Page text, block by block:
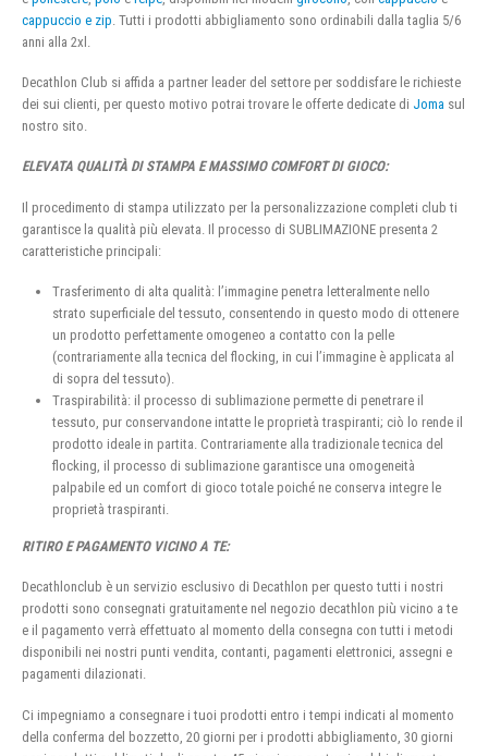
cappuccio e zip . Tutti i prodotti abbigliamento sono ordinabili dalla taglia 5/6
anni alla 2xl.
Decathlon Club si affida a partner leader del settore per soddisfare le richieste
dei sui clienti, per questo motivo potrai trovare le offerte dedicate di Joma sul
nostro sito.
ELEVATA QUALITÀ DI STAMPA E MASSIMO COMFORT DI GIOCO:
Il procedimento di stampa utilizzato per la personalizzazione completi club ti
garantisce la qualità più elevata. Il processo di SUBLIMAZIONE presenta 2
caratteristiche principali:
Trasferimento di alta qualità: l’immagine penetra letteralmente nello
strato superficiale del tessuto, consentendo in questo modo di ottenere
un prodotto perfettamente omogeneo a contatto con la pelle
(contrariamente alla tecnica del flocking, in cui l’immagine è applicata al
di sopra del tessuto).
Traspirabilità: il processo di sublimazione permette di penetrare il
tessuto, pur conservandone intatte le proprietà traspiranti; ciò lo rende il
prodotto ideale in partita. Contrariamente alla tradizionale tecnica del
flocking, il processo di sublimazione garantisce una omogeneità
palpabile ed un comfort di gioco totale poiché ne conserva integre le
proprietà traspiranti.
RITIRO E PAGAMENTO VICINO A TE:
Decathlonclub è un servizio esclusivo di Decathlon per questo tutti i nostri
prodotti sono consegnati gratuitamente nel negozio decathlon più vicino a te
e il pagamento verrà effettuato al momento della consegna con tutti i metodi
disponibili nei nostri punti vendita, contanti, pagamenti elettronici, assegni e
pagamenti dilazionati.
Ci impegniamo a consegnare i tuoi prodotti entro i tempi indicati al momento
della conferma del bozzetto, 20 giorni per i prodotti abbigliamento, 30 giorni